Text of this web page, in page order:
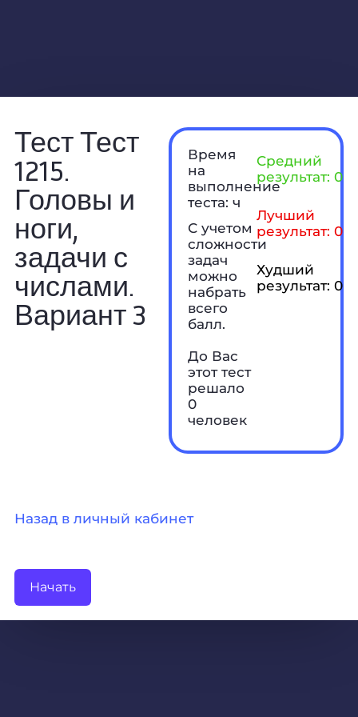
Тест Тест
1215.
Головы и
ноги,
задачи с
числами.
Вариант 3
Время
на
выполнение
теста: ч
С учетом
сложности
задач
можно
набрать
всего
балл.
До Вас
этот тест
решало
0
человек
Средний
результат: 0
Лучший
результат: 0
Худший
результат: 0
Назад в личный кабинет
Начать